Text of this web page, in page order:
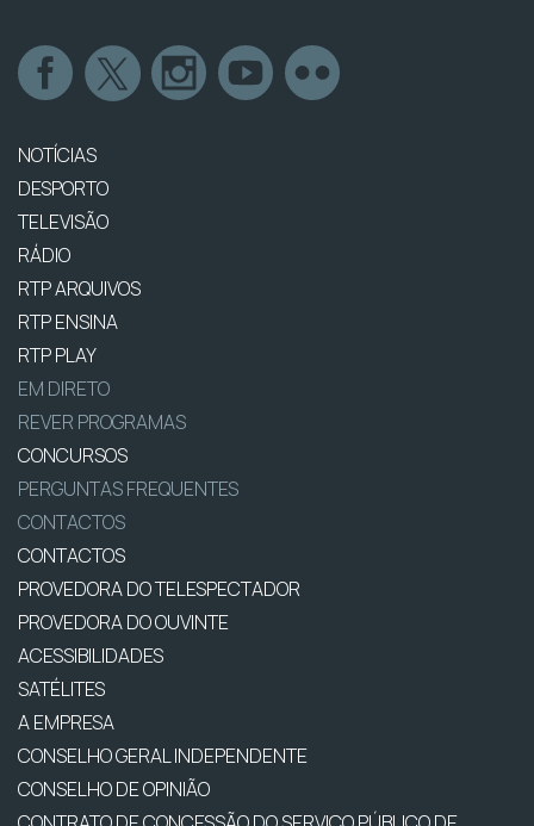
NOTÍCIAS
DESPORTO
TELEVISÃO
RÁDIO
RTP ARQUIVOS
RTP ENSINA
RTP PLAY
EM DIRETO
REVER PROGRAMAS
CONCURSOS
PERGUNTAS FREQUENTES
CONTACTOS
CONTACTOS
PROVEDORA DO TELESPECTADOR
PROVEDORA DO OUVINTE
ACESSIBILIDADES
SATÉLITES
A EMPRESA
CONSELHO GERAL INDEPENDENTE
CONSELHO DE OPINIÃO